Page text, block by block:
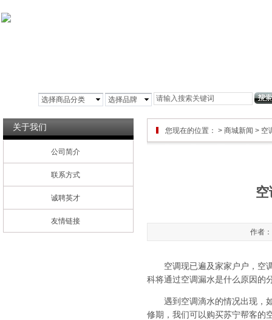
选择商品分类 选择品牌
关于我们
公司简介
联系方式
诚聘英才
友情链接
作者
空调现已遍及家家户户，空调
科将通过空调漏水是什么原因的
遇到空调滴水的情况出现，如
修期，我们可以购买苏宁帮客的
您现在的位置： > 商城新闻 > 空